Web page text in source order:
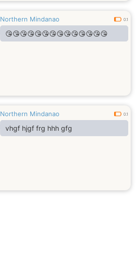
Northern Mindanao 0.1
😘😘😘😘😘😘😘😘😘😘😘😘😘😘
Northern Mindanao 0.1
vhgf hjgf frg hhh gfg